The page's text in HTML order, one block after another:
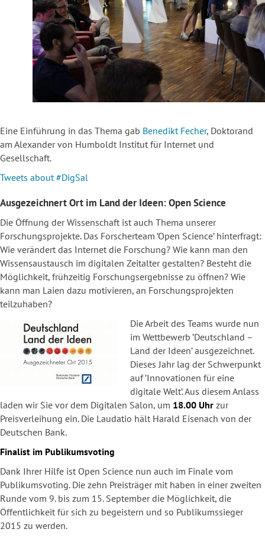
Eine Einführung in das Thema gab Benedikt Fecher, Doktorand
am Alexander von Humboldt Institut für Internet und
Gesellschaft.
Tweets about #DigSal
Ausgezeichnert Ort im Land der Ideen: Open Science
Die Öffnung der Wissenschaft ist auch Thema unserer
Forschungsprojekte. Das Forscherteam ’Open Science’ hinterfragt:
Wie verändert das Internet die Forschung? Wie kann man den
Wissensaustausch im digitalen Zeitalter gestalten? Besteht die
Möglichkeit, frühzeitig Forschungsergebnisse zu öffnen? Wie
kann man Laien dazu motivieren, an Forschungsprojekten
teilzuhaben?
Die Arbeit des Teams wurde nun
im Wettbewerb ’Deutschland –
Land der Ideen’ ausgezeichnet.
Dieses Jahr lag der Schwerpunkt
auf ’Innovationen für eine
digitale Welt’. Aus diesem Anlass
laden wir Sie vor dem Digitalen Salon, um 18.00 Uhr zur
Preisverleihung ein. Die Laudatio hält Harald Eisenach von der
Deutschen Bank.
Finalist im Publikumsvoting
Dank Ihrer Hilfe ist Open Science nun auch im Finale vom
Publikumsvoting. Die zehn Preisträger mit haben in einer zweiten
Runde vom 9. bis zum 15. September die Möglichkeit, die
Öffentlichkeit für sich zu begeistern und so Publikumssieger
2015 zu werden.